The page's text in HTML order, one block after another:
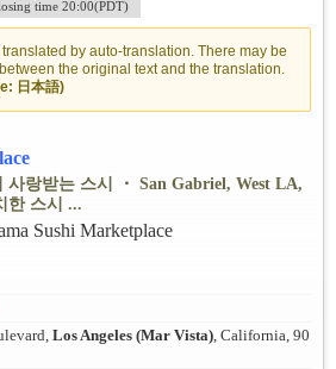
time 20:00(PDT)
by auto-translation. There may be
the original text and the translation.
日本語)
랑받는 스시 ・ San Gabriel, West LA,
한 스시 ...
Los Angeles (Mar Vista), California, 90